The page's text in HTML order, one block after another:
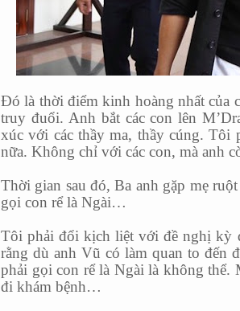
Đó là thời điểm kinh hoàng nhất của
truy đuổi. Anh bắt các con lên
xúc với các thầy ma, thầy cúng. Tôi
nữa. Không chỉ với các con, mà anh
Thời gian sau đó, Ba anh gặp mẹ
gọi con rể là Ngài…
Tôi phải đổi kịch liệt với đề nghị kỳ
rằng dù anh Vũ có làm quan to đến
phải gọi con rể là Ngài là không thể.
đi khám bệnh…